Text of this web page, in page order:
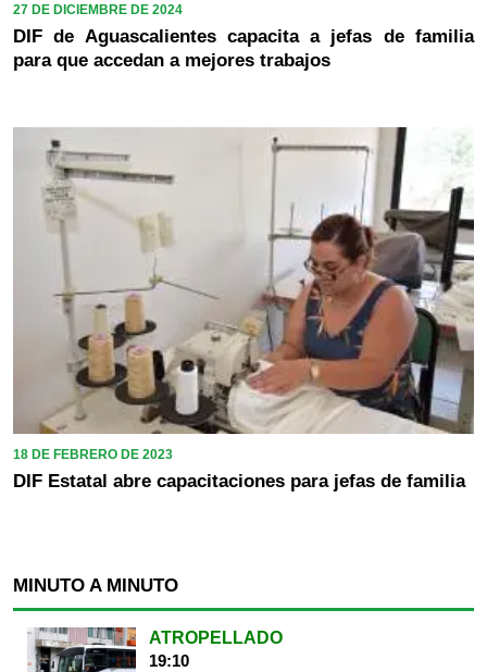
27 DE DICIEMBRE DE 2024
DIF de Aguascalientes capacita a jefas de familia
para que accedan a mejores trabajos
18 DE FEBRERO DE 2023
DIF Estatal abre capacitaciones para jefas de familia
MINUTO A MINUTO
ATROPELLADO
19:10